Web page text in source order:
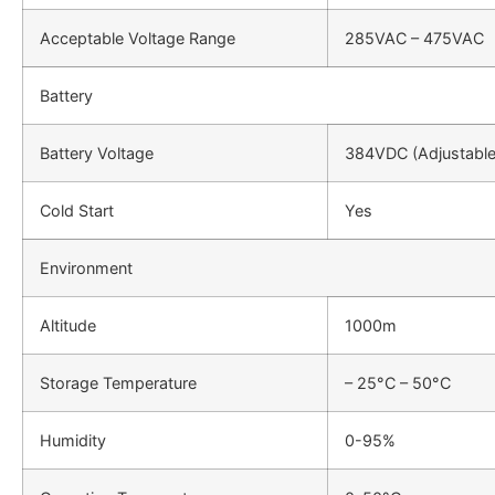
Acceptable Voltage Range 285VAC – 475VAC
Battery
Battery Voltage 384VDC
Cold Start Yes
Environment
Altitude 1000m
Storage Temperature – 25°C – 50°C
Humidity 0-95%